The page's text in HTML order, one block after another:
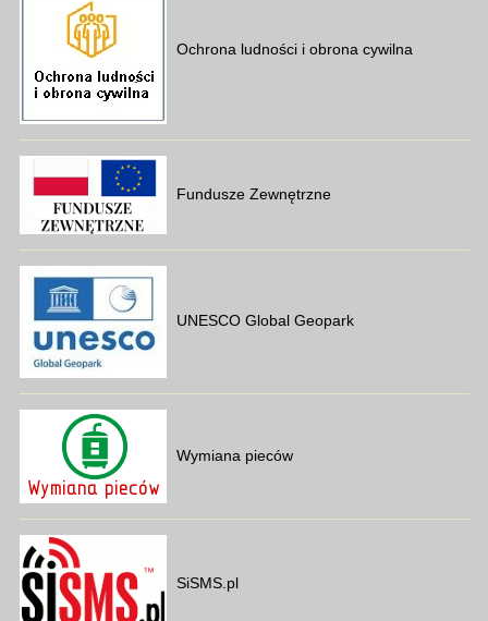
Ochrona ludności i obrona cywilna
Fundusze Zewnętrzne
UNESCO Global Geopark
Wymiana pieców
SiSMS.pl